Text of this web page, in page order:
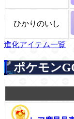
ひかりのいし
進化アイテム一覧
ポケモン